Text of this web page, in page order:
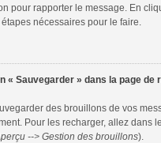
pour rapporter le message. En
nécessaires pour le faire.
« Sauvegarder » dans la page de
des brouillons de vos
Pour les recharger, allez dans
--> Gestion des brouillons).